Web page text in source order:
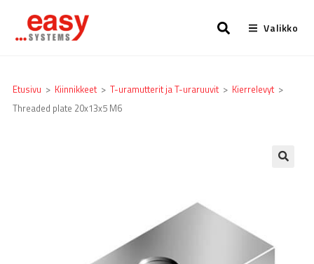
Valikko
Etusivu > Kiinnikkeet > T-uramutterit ja T-uraruuvit > Kierrelevyt >
Threaded plate 20x13x5 M6